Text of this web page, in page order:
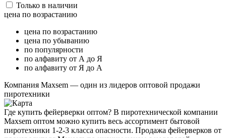
Только в наличии
цена по возрастанию
цена по возрастанию
цена по убыванию
по популярности
по алфавиту от А до Я
по алфавиту от Я до А
Компания Maxsem — один из лидеров оптовой продажи
пиротехники
Где купить фейерверки оптом? В пиротехнической компании
Maxsem оптом можно купить весь ассортимент бытовой
пиротехники 1-2-3 класса опасности. Продажа фейерверков от